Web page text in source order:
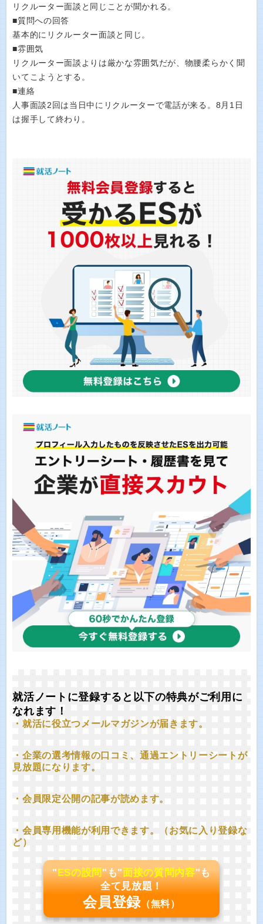
リクルーター面談と同じことが聞かれる。
■質問への回答
基本的にリクルーター面談と同じ。
■雰囲気
リクルーター面談よりは厳かな雰囲気だが、物腰柔らかく聞
いてこようとする。
■連絡
人事面談2回は当日中にリクルーターで電話が来る。8月1日
は握手して終わり。
就活ノートに登録すると以下の特典がご利用に
なれます！
・就活に役立つメールマガジンが届きます。
・企業の選考情報の口コミ、通過エントリーシートが
見放題になります。
・会員限定公開の記事が読めます。
・会員専用機能が利用できます。（お気に入り登録な
ど）
"ESの設問"も"面接の質問内容"も
全て見放題！
会員登録 （無料）